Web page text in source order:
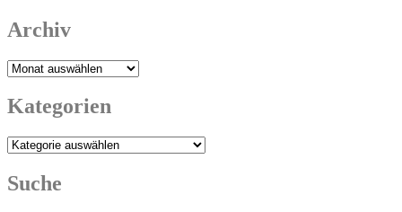
Archiv
Archiv
Kategorien
Kategorien
Suche